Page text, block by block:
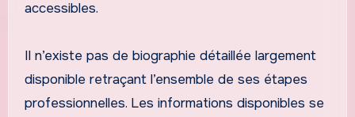
accessibles.
Il n’existe pas de biographie détaillée largement
disponible retraçant l’ensemble de ses étapes
professionnelles. Les informations disponibles se